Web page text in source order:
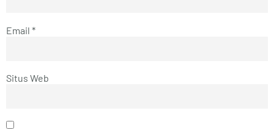
Email *
Situs Web